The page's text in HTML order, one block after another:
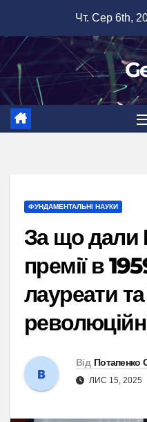
вмісту
Чт. Сер 6th,
ФУНДАМЕНТАЛЬНІ НАУКИ
За що дали
премії в
лауреати та
Від Потапенко
ЛИС 15, 2025